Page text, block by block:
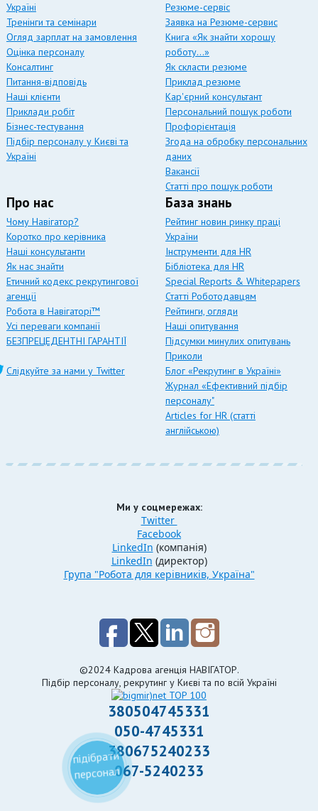
Україні
Тренінги та семінари
Огляд зарплат на замовлення
Оцінка персоналу
Консалтинг
Питання-відповідь
Наші клієнти
Приклади робіт
Бізнес-тестування
Підбір персоналу у Києві та
Україні
Резюме-сервіс
Заявка на Резюме-сервис
Книга «Як знайти хорошу
роботу…»
Як скласти резюме
Приклад резюме
Кар'єрний консультант
Персональний пошук роботи
Профорієнтація
Згода на обробку персональних
даних
Вакансії
Статті про пошук роботи
Про нас
Чому Навігатор?
Коротко про керівника
Наші консультанти
Як нас знайти
Етичний кодекс рекрутингової
агенції
Робота в Навігаторі™
Усі переваги компанії
БЕЗПРЕЦЕДЕНТНІ ГАРАНТІЇ
Слідкуйте за нами у Twitter
База знань
Рейтинг новин ринку праці
України
Інструменти для HR
Бібліотека для HR
Special Reports & Whitepapers
Статті Роботодавцям
Рейтинги, огляди
Наші опитування
Підсумки минулих опитувань
Приколи
Блог «Рекрутинг в Україні»
Журнал «Ефективний підбір
персоналу"
Articles for HR (статті
англійською)
Ми у соцмережах:
Twitter
Facebook
LinkedIn (компанія)
LinkedIn (директор)
Група "Робота для керівників, Україна"
©2024 Кадрова агенція НАВІГАТОР.
Підбір персоналу, рекрутинг у Києві та по всій Україні
380504745331
050-4745331
380675240233
067-5240233
підібрати
персонал